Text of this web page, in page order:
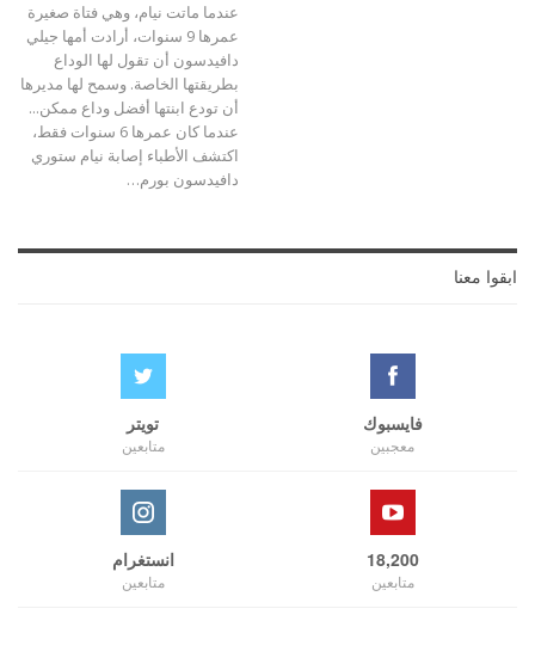
عندما ماتت نيام، وهي فتاة صغيرة
عمرها 9 سنوات، أرادت أمها جيلي
دافيدسون أن تقول لها الوداع
بطريقتها الخاصة. وسمح لها مديرها
أن تودع ابنتها أفضل وداع ممكن...
عندما كان عمرها 6 سنوات فقط،
اكتشف الأطباء إصابة نيام ستوري
دافيدسون بورم…
ابقوا معنا
فايسبوك
معجبين
تويتر
متابعين
18,200
متابعين
انستغرام
متابعين